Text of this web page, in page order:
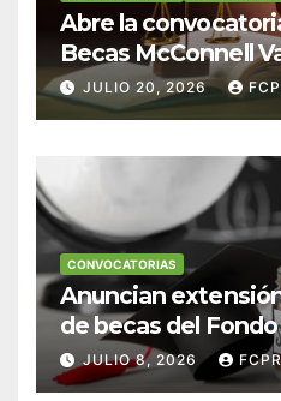
Abre la
Becas McConnell
Escudero Viera
Derecho en Puerto
JULIO 20, 2026
CONVOCATORIAS
Anuncian
de becas del
Hendricks, SJ para
Colegio San Ignacio
JULIO 8, 2026 FCPR